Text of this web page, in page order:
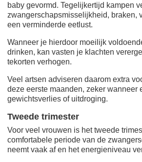
baby gevormd. Tegelijkertijd kampen
zwangerschapsmisselijkheid, braken,
een verminderde eetlust.
Wanneer je hierdoor moeilijk
drinken, kan vasten je klachten
tekorten verhogen.
Veel artsen adviseren daarom extra
deze eerste maanden, zeker wanneer
gewichtsverlies of uitdroging.
Tweede trimester
Voor veel vrouwen is het tweede
comfortabele periode van de
neemt vaak af en het energieniveau